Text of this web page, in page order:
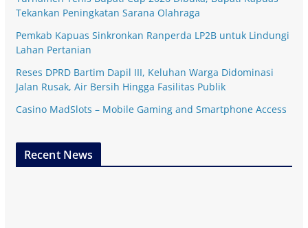
Tekankan Peningkatan Sarana Olahraga
Pemkab Kapuas Sinkronkan Ranperda LP2B untuk Lindungi
Lahan Pertanian
Reses DPRD Bartim Dapil III, Keluhan Warga Didominasi
Jalan Rusak, Air Bersih Hingga Fasilitas Publik
Casino MadSlots – Mobile Gaming and Smartphone Access
Recent News